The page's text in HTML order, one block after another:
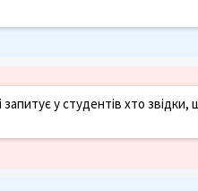
у студентів хто